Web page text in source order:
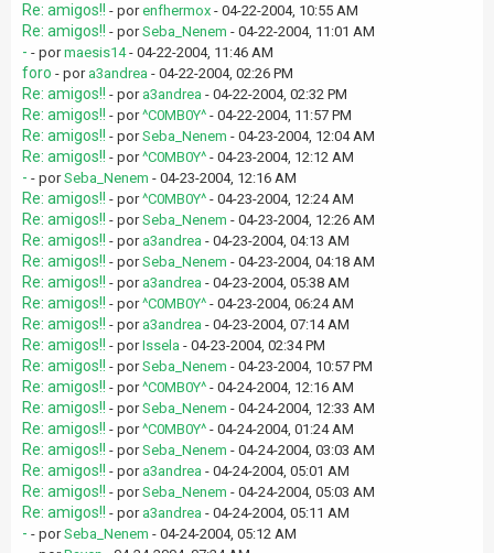
Re: amigos!! - porenfhermox - 04-22-2004, 10:55 AM
Re: amigos!! - porSeba_Nenem - 04-22-2004, 11:01 AM
- - pormaesis14- 04-22-2004, 11:46 AM
foro - por a3andrea - 04-22-2004, 02:26 PM
Re: amigos!! - por a3andrea - 04-22-2004, 02:32 PM
Re: amigos!! - por^C0MB0Y^ - 04-22-2004, 11:57 PM
Re: amigos!! - porSeba_Nenem - 04-23-2004, 12:04 AM
Re: amigos!! - por^C0MB0Y^ - 04-23-2004, 12:12 AM
- - porSeba_Nenem - 04-23-2004, 12:16 AM
Re: amigos!! - por^C0MB0Y^ - 04-23-2004, 12:24 AM
Re: amigos!! - porSeba_Nenem - 04-23-2004, 12:26 AM
Re: amigos!! - por a3andrea - 04-23-2004, 04:13 AM
Re: amigos!! - porSeba_Nenem - 04-23-2004, 04:18 AM
Re: amigos!! - por a3andrea - 04-23-2004, 05:38 AM
Re: amigos!! - por^C0MB0Y^ - 04-23-2004, 06:24 AM
Re: amigos!! - por a3andrea - 04-23-2004, 07:14 AM
Re: amigos!! - porIssela - 04-23-2004, 02:34 PM
Re: amigos!! - porSeba_Nenem - 04-23-2004, 10:57 PM
Re: amigos!! - por^C0MB0Y^ - 04-24-2004, 12:16 AM
Re: amigos!! - porSeba_Nenem - 04-24-2004, 12:33 AM
Re: amigos!! - por^C0MB0Y^ - 04-24-2004, 01:24 AM
Re: amigos!! - porSeba_Nenem - 04-24-2004, 03:03 AM
Re: amigos!! - por a3andrea - 04-24-2004, 05:01 AM
Re: amigos!! - porSeba_Nenem - 04-24-2004, 05:03 AM
Re: amigos!! - por a3andrea - 04-24-2004, 05:11 AM
- - porSeba_Nenem - 04-24-2004, 05:12 AM